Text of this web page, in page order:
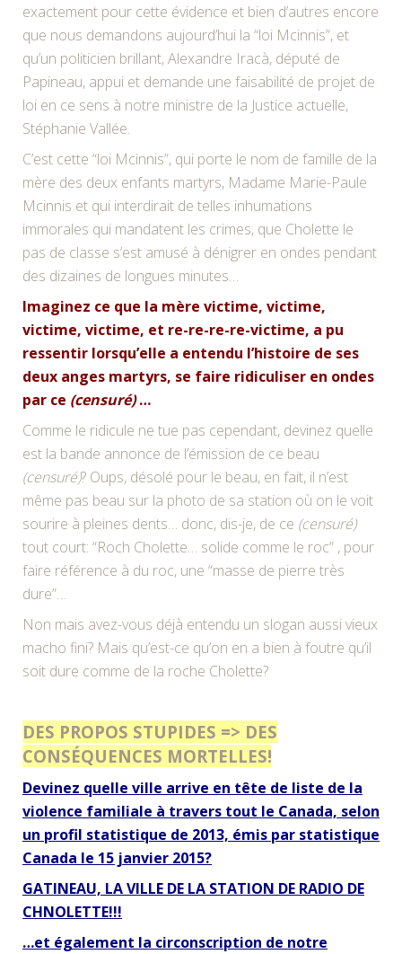
exactement pour cette évidence et bien d’autres encore
que nous demandons aujourd’hui la “loi Mcinnis”, et
qu’un politicien brillant, Alexandre Iracà, député de
Papineau, appui et demande une faisabilité de projet de
loi en ce sens à notre ministre de la Justice actuelle,
Stéphanie Vallée.
C’est cette “loi Mcinnis”, qui porte le nom de famille de la
mère des deux enfants martyrs, Madame Marie-Paule
Mcinnis et qui interdirait de telles inhumations
immorales qui mandatent les crimes, que Cholette le
pas de classe s’est amusé à dénigrer en ondes pendant
des dizaines de longues minutes…
Imaginez ce que la mère victime, victime,
victime, victime, et re-re-re-re-victime, a pu
ressentir lorsqu’elle a entendu l’histoire de ses
deux anges martyrs, se faire ridiculiser en ondes
par ce (censuré)…
Comme le ridicule ne tue pas cependant, devinez quelle
est la bande annonce de l’émission de ce beau
(censuré)? Oups, désolé pour le beau, en fait, il n’est
même pas beau sur la photo de sa station où on le voit
sourire à pleines dents… donc, dis-je, de ce (censuré)
tout court: “Roch Cholette… solide comme le roc” , pour
faire référence à du roc, une “masse de pierre très
dure”…
Non mais avez-vous déjà entendu un slogan aussi vieux
macho fini? Mais qu’est-ce qu’on en a bien à foutre qu’il
soit dure comme de la roche Cholette?
DES PROPOS STUPIDES => DES
CONSÉQUENCES MORTELLES!
Devinez quelle ville arrive en tête de liste de la
violence familiale à travers tout le Canada, selon
un profil statistique de 2013, émis par statistique
Canada le 15 janvier 2015?
GATINEAU, LA VILLE DE LA STATION DE RADIO DE
CHNOLETTE!!!
…et également la circonscription de notre